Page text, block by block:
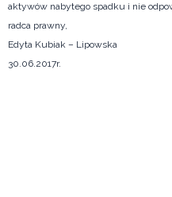
aktywów nabytego spadku i nie
radca prawny,
Edyta Kubiak – Lipowska
30.06.2017r.